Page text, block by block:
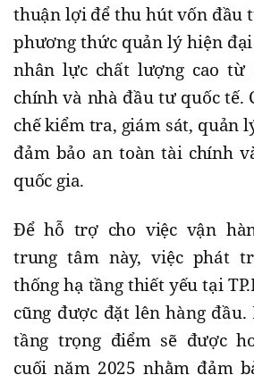
thuận lợi để thu hút vốn đầu
phương thức quản lý hiện
nhân lực chất lượng cao từ
chính và nhà đầu tư quốc tế.
chế kiểm tra, giám sát, quản
đảm bảo an toàn tài chính
quốc gia.
Để hỗ trợ cho việc vận
trung tâm này, việc phát
thống hạ tầng thiết yếu tại
cũng được đặt lên hàng
tầng trọng điểm sẽ được
cuối năm 2025 nhằm đảm